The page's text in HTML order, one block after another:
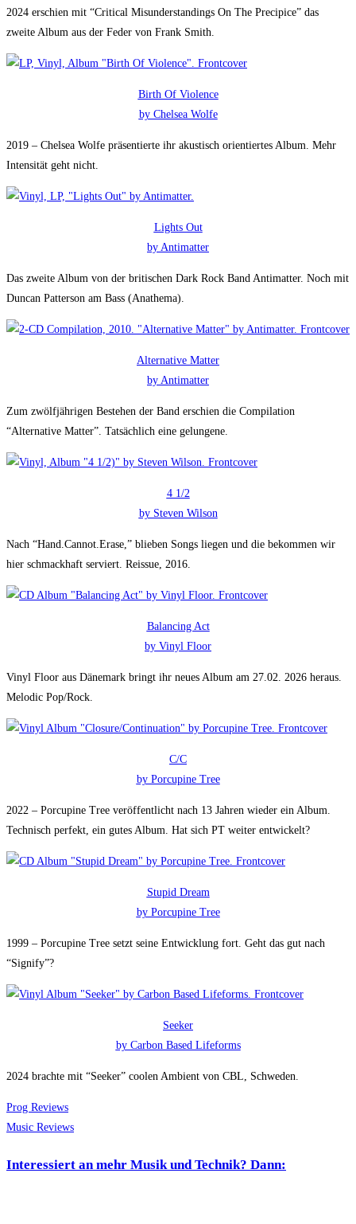
2024 erschien mit “Critical Misunderstandings On The Precipice” das
zweite Album aus der Feder von Frank Smith.
Birth Of Violence
by Chelsea Wolfe
2019 – Chelsea Wolfe präsentierte ihr akustisch orientiertes Album. Mehr
Intensität geht nicht.
Lights Out
by Antimatter
Das zweite Album von der britischen Dark Rock Band Antimatter. Noch mit
Duncan Patterson am Bass (Anathema).
Alternative Matter
by Antimatter
Zum zwölfjährigen Bestehen der Band erschien die Compilation
“Alternative Matter”. Tatsächlich eine gelungene.
4 1/2
by Steven Wilson
Nach “Hand.Cannot.Erase,” blieben Songs liegen und die bekommen wir
hier schmackhaft serviert. Reissue, 2016.
Balancing Act
by Vinyl Floor
Vinyl Floor aus Dänemark bringt ihr neues Album am 27.02. 2026 heraus.
Melodic Pop/Rock.
C/C
by Porcupine Tree
2022 – Porcupine Tree veröffentlicht nach 13 Jahren wieder ein Album.
Technisch perfekt, ein gutes Album. Hat sich PT weiter entwickelt?
Stupid Dream
by Porcupine Tree
1999 – Porcupine Tree setzt seine Entwicklung fort. Geht das gut nach
“Signify”?
Seeker
by Carbon Based Lifeforms
2024 brachte mit “Seeker” coolen Ambient von CBL, Schweden.
Prog Reviews
Music Reviews
Interessiert an mehr Musik und Technik? Dann: